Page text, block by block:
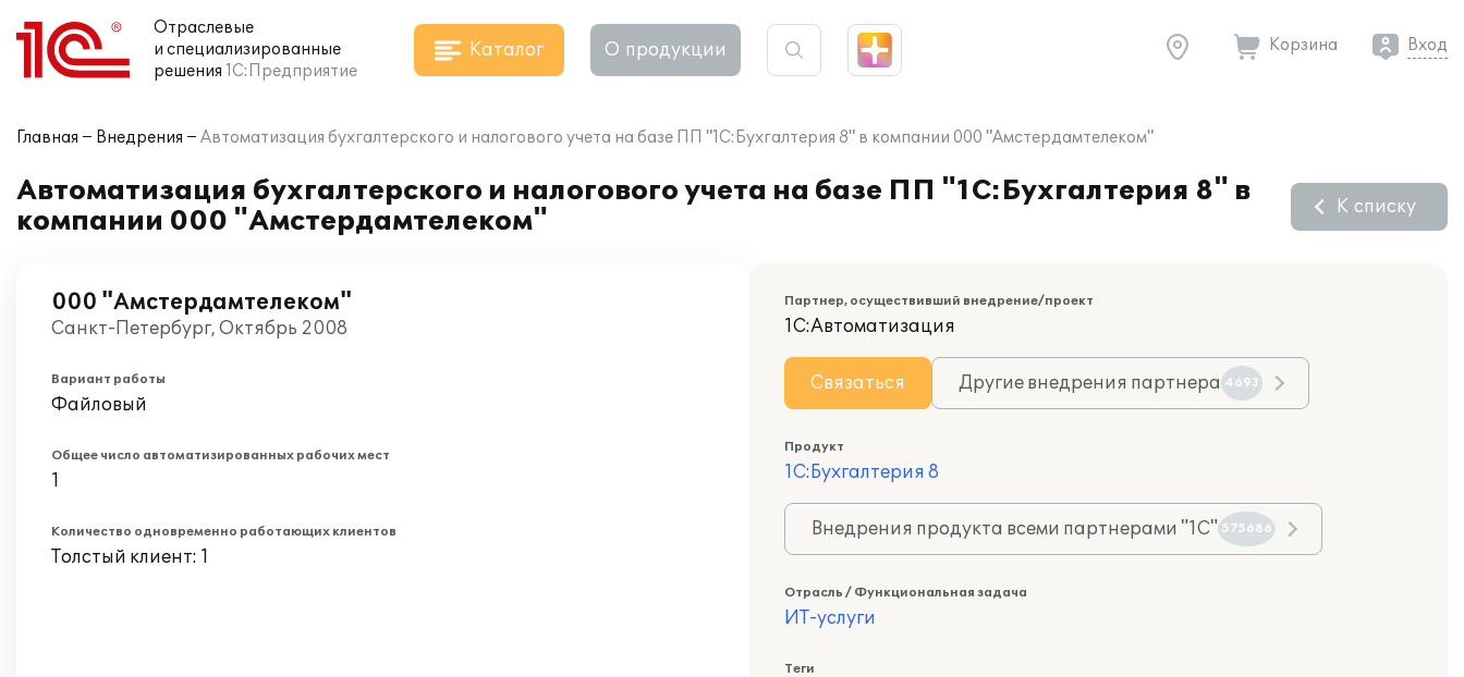
Отраслевые
и специализированные
решения 1С:Предприятие
Каталог О продукции Корзина Вход
Главная Внедрения Автоматизация бухгалтерского и налогового учета на базе ПП "1С:Бухгалтерия 8" в компании 000 "Амстердамтелеком"
Автоматизация бухгалтерского и налогового учета на базе ПП "1С:Бухгалтерия 8" в
компании 000 "Амстердамтелеком"
К списку
000 "Амстердамтелеком"
Санкт-Петербург, Октябрь 2008
Вариант работы
Файловый
Общее число автоматизированных рабочих мест
1
Количество одновременно работающих клиентов
Толстый клиент: 1
Партнер, осуществивший внедрение/проект
1С:Автоматизация
Связаться Другие внедрения партнера 4693
Продукт
1С:Бухгалтерия 8
Внедрения продукта всеми партнерами "1С" 575686
Отрасль / Функциональная задача
ИТ-услуги
Теги